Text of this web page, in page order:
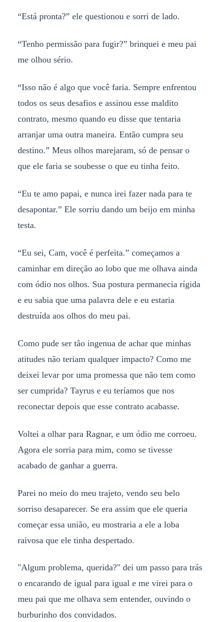
“Está pronta?” ele questionou e sorri de lado.
“Tenho permissão para fugir?” brinquei e meu pai
me olhou sério.
“Isso não é algo que você faria. Sempre enfrentou
todos os seus desafios e assinou esse maldito
contrato, mesmo quando eu disse que tentaria
arranjar uma outra maneira. Então cumpra seu
destino.” Meus olhos marejaram, só de pensar o
que ele faria se soubesse o que eu tinha feito.
“Eu te amo papai, e nunca irei fazer nada para te
desapontar.” Ele sorriu dando um beijo em minha
testa.
“Eu sei, Cam, você é perfeita.” começamos a
caminhar em direção ao lobo que me olhava ainda
com ódio nos olhos. Sua postura permanecia rígida
e eu sabia que uma palavra dele e eu estaria
destruída aos olhos do meu pai.
Como pude ser tão ingenua de achar que minhas
atitudes não teriam qualquer impacto? Como me
deixei levar por uma promessa que não tem como
ser cumprida? Tayrus e eu teríamos que nos
reconectar depois que esse contrato acabasse.
Voltei a olhar para Ragnar, e um ódio me corroeu.
Agora ele sorria para mim, como se tivesse
acabado de ganhar a guerra.
Parei no meio do meu trajeto, vendo seu belo
sorriso desaparecer. Se era assim que ele queria
começar essa união, eu mostraria a ele a loba
raivosa que ele tinha despertado.
"Algum problema, querida?" dei um passo para trás
o encarando de igual para igual e me virei para o
meu pai que me olhava sem entender, ouvindo o
burburinho dos convidados.